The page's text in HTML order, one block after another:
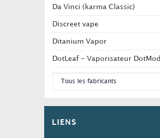
Da Vinci (karma Classic)
Discreet vape
Ditanium Vapor
DotLeaf - Vaporisateur DotMod
LIENS